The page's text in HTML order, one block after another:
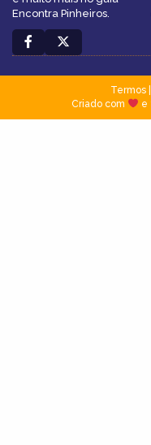
Encontra Pinheiros.
Termos|
Criado com
e